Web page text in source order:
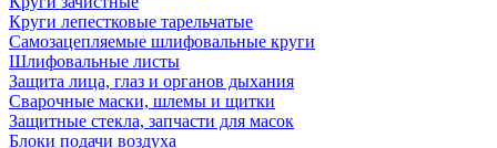
Круги лепестковые тарельчатые
Самозацепляемые шлифовальные круги
Шлифовальные листы
Защита лица, глаз и органов дыхания
Сварочные маски, шлемы и щитки
Защитные стекла, запчасти для масок
Блоки подачи воздуха